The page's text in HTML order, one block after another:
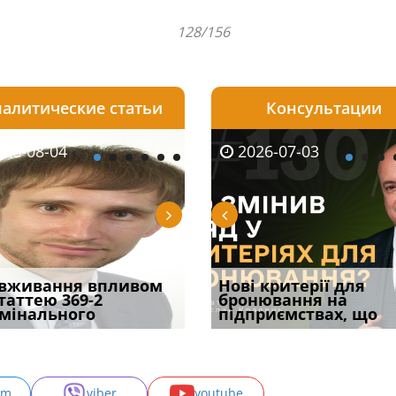
128/156
06
встановив для
шкоди
2026-08-06
Документи, на яких не
проставляється
апостиль: пер
статьи
08-04
впливом
369-2
2026-08-04
Переоформлення
відстрочки за іншою
підставою: нов
Консультации
2026-05-25
з юристів замінить
а хто зароблятиме
2026-07-03
Нові критерії для
бронювання на
підприємствах, що
2026-07-30
Восьмий ААС
підтвердив, що
може скас